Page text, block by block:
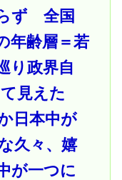
ず 全国
年齢層＝若
り政界自
て見えた
日本中が
久々、嬉
が一つに